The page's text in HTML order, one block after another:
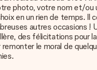
photo, votre nom et/ou
en un rien de temps. Il
autres occasions !
des félicitations pour
le moral de